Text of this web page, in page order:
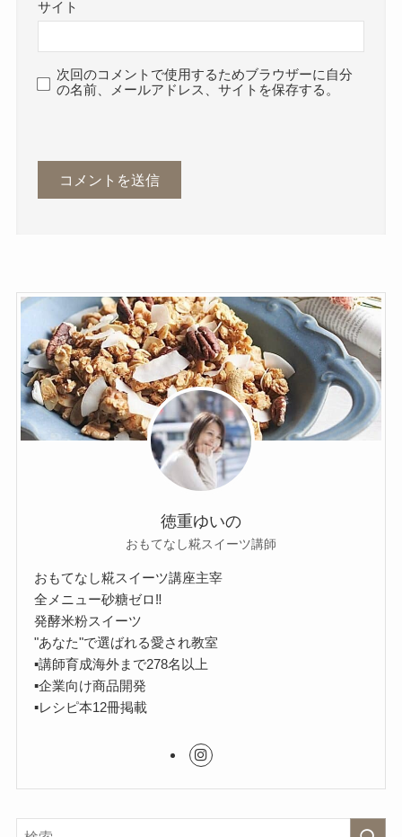
サイト
次回のコメントで使用するためブラウザーに自分
の名前、メールアドレス、サイトを保存する。
徳重ゆいの
おもてなし糀スイーツ講師
おもてなし糀スイーツ講座主宰
全メニュー砂糖ゼロ‼︎
発酵米粉スイーツ
"あなた"で選ばれる愛され教室
▪︎講師育成海外まで278名以上
▪︎企業向け商品開発
▪︎レシピ本12冊掲載